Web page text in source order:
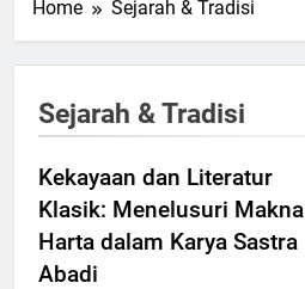
Home Sejarah & Tradisi
Sejarah & Tradisi
Kekayaan dan Literatur
Klasik: Menelusuri Makna
Harta dalam Karya Sastra
Abadi